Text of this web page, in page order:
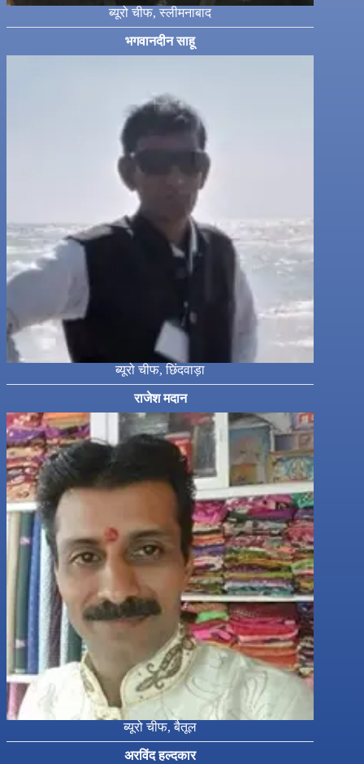
ब्यूरो चीफ, स्लीमनाबाद
भगवानदीन साहू
ब्यूरो चीफ, छिंदवाड़ा
राजेश मदान
ब्यूरो चीफ, बैतूल
अरविंद हल्दकार